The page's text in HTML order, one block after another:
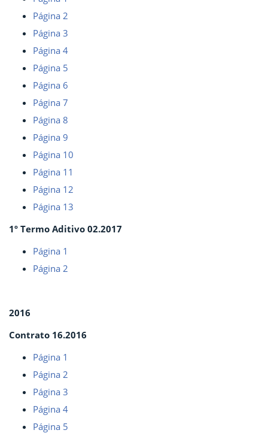
Página 2
Página 3
Página 4
Página 5
Página 6
Página 7
Página 8
Página 9
Página 10
Página 11
Página 12
Página 13
1º Termo Aditivo 02.2017
Página 1
Página 2
2016
Contrato 16.2016
Página 1
Página 2
Página 3
Página 4
Página 5